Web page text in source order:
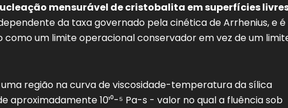
mensurável de cristobalita em superfícies
da taxa governado pela cinética de Arrhenius, e é
como um limite operacional conservador em vez de um
região na curva de viscosidade-temperatura da sílica
aproximadamente 10¹⁰-⁵ Pa-s - valor no qual a fluência sob